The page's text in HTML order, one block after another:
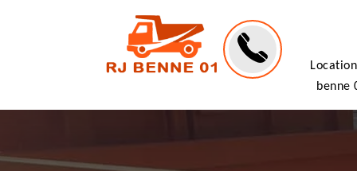
benne